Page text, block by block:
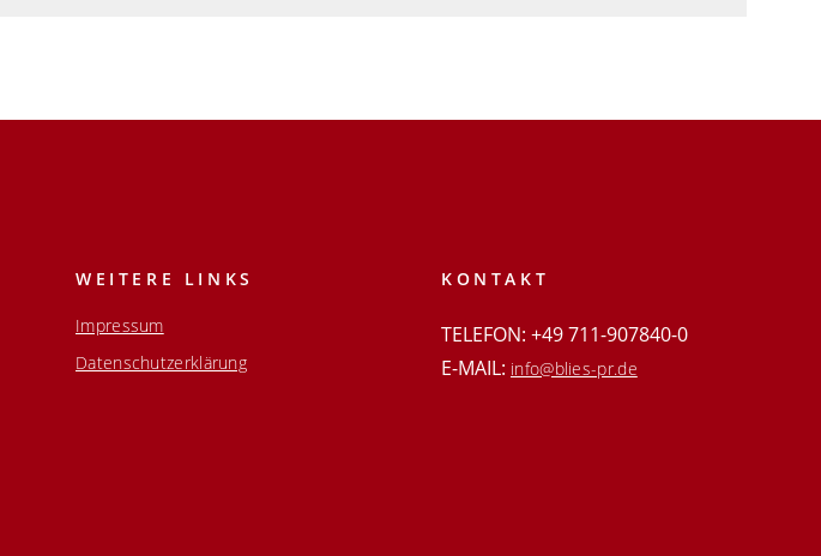
WEITERE LINKS
Impressum
Datenschutzerklärung
KONTAKT
TELEFON: +49 711-907840-0
E-MAIL: info@blies-pr.de